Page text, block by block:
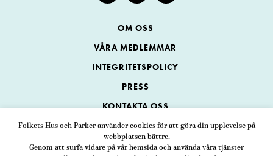
Folkets Hus och Parker använder cookies för att göra din upplevelse på
webbplatsen bättre.
Genom att surfa vidare på vår hemsida och använda våra tjänster
OM OSS
VÅRA MEDLEMMAR
INTEGRITETSPOLICY
PRESS
KONTAKTA OSS
Folkets Hus och Parker